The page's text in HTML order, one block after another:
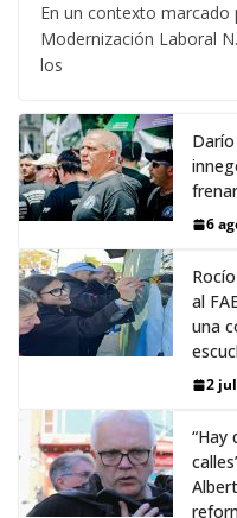
En un contexto marcado
Modernización Laboral
los
6
al
una
2
“Hay